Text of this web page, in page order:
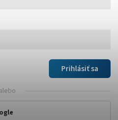
Prihlásiť sa
alebo